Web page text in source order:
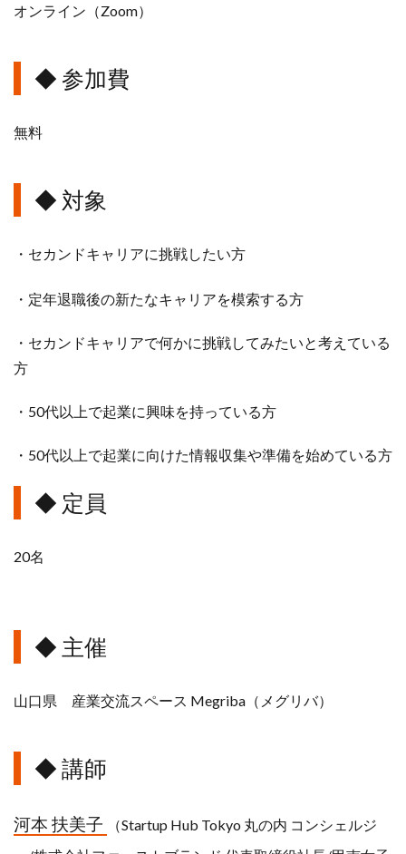
オンライン（Zoom）
◆ 参加費
無料
◆ 対象
・セカンドキャリアに挑戦したい方
・ 定年退職後の新たなキャリアを模索する方
・セカンドキャリアで何かに挑戦してみたいと考えている
方
・50代以上で起業に興味を持っている方
・50代以上で起業に向けた情報収集や準備を始めている方
◆ 定員
20名
◆ 主催
山口県 産業交流スペース Megriba（メグリバ）
◆ 講師
河本 扶美子
（Startup Hub Tokyo 丸の内 コンシェルジ